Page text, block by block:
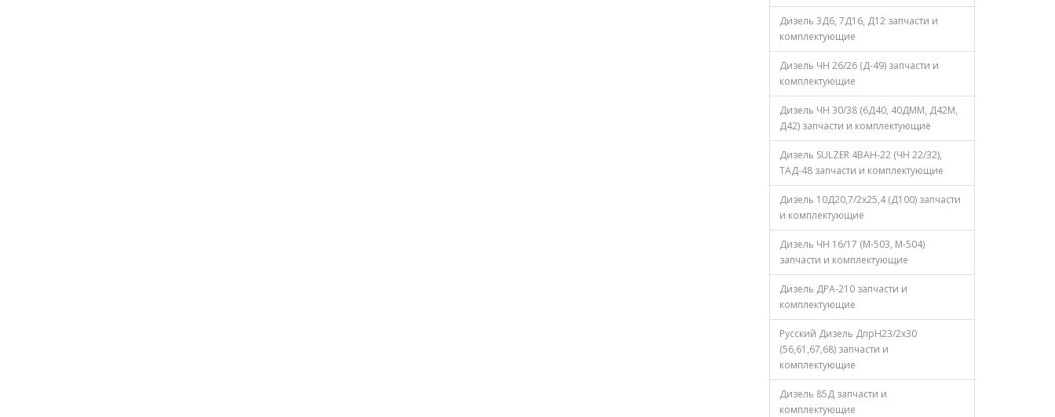
Дизель 3Д6, 7Д16, Д12 запчасти и
комплектующие
Дизель ЧН 26/26 (Д-49) запчасти и
комплектующие
Дизель ЧН 30/38 (6Д40, 40ДММ, Д42М,
Д42) запчасти и комплектующие
Дизель SULZER 4ВАН-22 (ЧН 22/32),
ТАД-48 запчасти и комплектующие
Дизель 10Д20,7/2х25,4 (Д100) запчасти
и комплектующие
Дизель ЧН 16/17 (М-503, М-504)
запчасти и комплектующие
Дизель ДРА-210 запчасти и
комплектующие
Русский Дизель ДпрН23/2х30
(56,61,67,68) запчасти и
комплектующие
Дизель 85Д запчасти и
комплектующие